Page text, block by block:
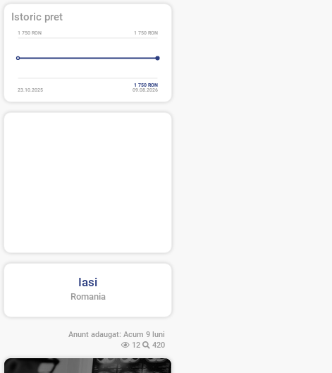
Istoric pret
1 750 RON 1 750 RON
1 750 RON
23.10.2025
09.08.2026
Iasi
Romania
12 420
Anunt adaugat: Acum 9 luni